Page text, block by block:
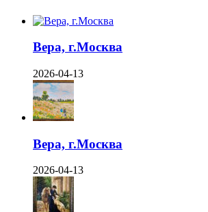
Вера, г.Москва
2026-04-13
Вера, г.Москва
2026-04-13